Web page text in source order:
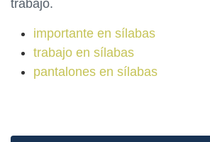
trabajo.
importante en sílabas
trabajo en sílabas
pantalones en sílabas